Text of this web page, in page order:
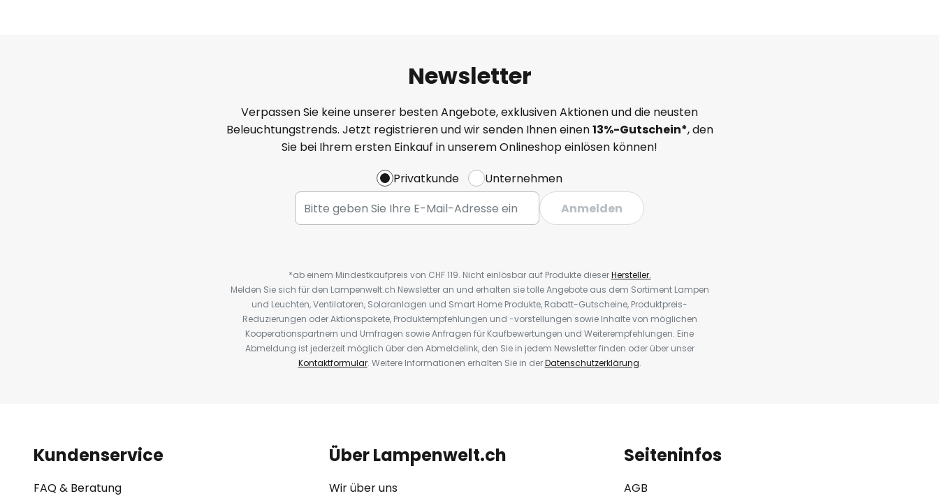
Newsletter
Verpassen Sie keine unserer besten Angebote, exklusiven Aktionen und die neusten
Beleuchtungstrends. Jetzt registrieren und wir senden Ihnen einen13%-Gutschein*, den
Sie bei Ihrem ersten Einkauf in unserem Onlineshop einlösen können!
Privatkunde
Unternehmen
Anmelden
*ab einem Mindestkaufpreis von CHF 119. Nicht einlösbar auf Produkte dieserHersteller.
Melden Sie sich für den Lampenwelt.ch Newsletter an und erhalten sie tolle Angebote aus dem Sortiment Lampen
und Leuchten, Ventilatoren, Solaranlagen und Smart Home Produkte, Rabatt-Gutscheine, Produktpreis-
Reduzierungen oder Aktionspakete, Produktempfehlungen und -vorstellungen sowie Inhalte von möglichen
Kooperationspartnern und Umfragen sowie Anfragen für Kaufbewertungen und Weiterempfehlungen. Eine
Abmeldung ist jederzeit möglich über den Abmeldelink, den Sie in jedem Newsletter finden oder über unser
Kontaktformular. Weitere Informationen erhalten Sie in derDatenschutzerklärung.
Kundenservice
FAQ & Beratung
Über Lampenwelt.ch
Wir über uns
Seiteninfos
AGB